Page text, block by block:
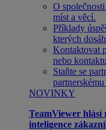
O
míst a věcí.
Příklady
kterých
Kontaktovat
nebo
Staňte se
NOVINKY
TeamViewer
inteligence